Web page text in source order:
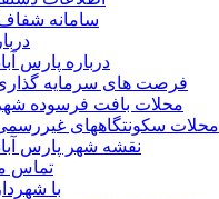
سامانه
درباره پارس
فرصت های سرمایه
محلات بافت فرسوده شهر
محلات سکونتگاههای
نقشه شهر پارس
تماس
با شهردار